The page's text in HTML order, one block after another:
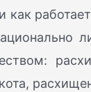
как